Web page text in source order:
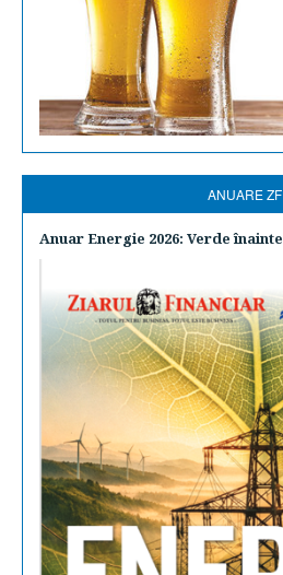
ANUARE ZF
Anuar Energie 2026: Verde înainte